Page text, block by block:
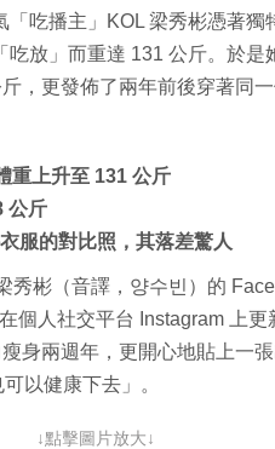
吃播主」KOL 梁秀彬憑著
放」而重達 131 公斤。於是
，更發佈了兩年前後穿著同
重上升至 131 公斤
公斤
服的對比照，其落差驚人
彬（音譯，양수빈）的
個人社交平台 Instagram 上
身兩週年，更開心地貼上一
以健康下去」。
↓點擊圖片放大↓